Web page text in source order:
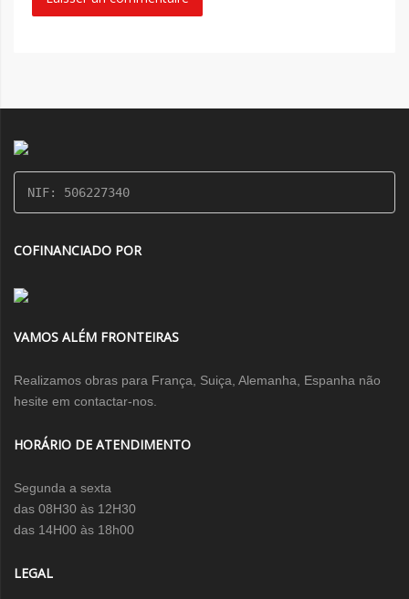
NIF: 506227340
COFINANCIADO POR
VAMOS ALÉM FRONTEIRAS
Realizamos obras para França, Suiça, Alemanha, Espanha não
hesite em contactar-nos.
HORÁRIO DE ATENDIMENTO
Segunda a sexta
das 08H30 às 12H30
das 14H00 às 18h00
LEGAL